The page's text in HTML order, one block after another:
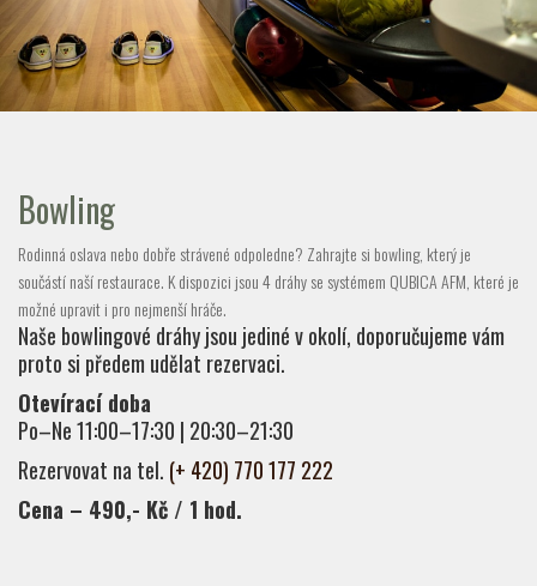
Bowling
Rodinná oslava nebo dobře strávené odpoledne? Zahrajte si bowling, který je
součástí naší restaurace. K dispozici jsou 4 dráhy se systémem QUBICA AFM, které je
možné upravit i pro nejmenší hráče.
Naše bowlingové dráhy jsou jediné v okolí, doporučujeme vám
proto si předem udělat rezervaci.
Otevírací doba
Po–Ne 11:00–17:30 | 20:30–21:30
Rezervovat na tel. (+ 420) 770 177 222
Cena – 490,- Kč / 1 hod.